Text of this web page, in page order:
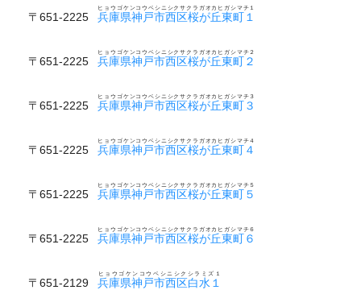
〒651-2225 兵庫県神戸市西区桜が丘東町１
ヒョウゴケンコウベシニシクサクラガオカヒガシマチ１
〒651-2225 兵庫県神戸市西区桜が丘東町２
ヒョウゴケンコウベシニシクサクラガオカヒガシマチ２
〒651-2225 兵庫県神戸市西区桜が丘東町３
ヒョウゴケンコウベシニシクサクラガオカヒガシマチ３
〒651-2225 兵庫県神戸市西区桜が丘東町４
ヒョウゴケンコウベシニシクサクラガオカヒガシマチ４
〒651-2225 兵庫県神戸市西区桜が丘東町５
ヒョウゴケンコウベシニシクサクラガオカヒガシマチ５
〒651-2225 兵庫県神戸市西区桜が丘東町６
ヒョウゴケンコウベシニシクサクラガオカヒガシマチ６
〒651-2129 兵庫県神戸市西区白水１
ヒョウゴケンコウベシニシクシラミズ１